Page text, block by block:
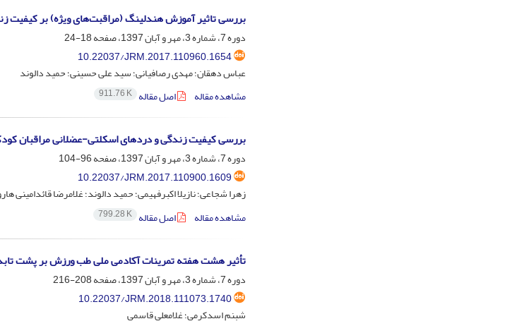
بررسی تاثیر آموزش هندلینگ (مراقبت‌های ویژه) بر کیفیت
دوره 7، شماره 3، مهر و آبان 1397، صفحه
18-24
10.22037/JRM.2017.110960.1654
عباس دهقان؛ مهدی رصافیانی؛ سید علی حسینی؛ حمید دالوند
مشاهده مقاله
اصل مقاله 911.76 K
بررسی کیفیت زندگی و دردهای اسکلتی-عضلانی مراقبان
دوره 7، شماره 3، مهر و آبان 1397، صفحه
96-104
10.22037/JRM.2017.110900.1609
زهرا شجاعی؛ نازیلا اکبرفهیمی؛ حمید دالوند؛ غلامرضا قائدامینی
مشاهده مقاله
اصل مقاله 799.28 K
تأثیر هشت هفته تمرینات آکادمی ملی طب ورزش بر پشت
دوره 7، شماره 3، مهر و آبان 1397، صفحه
208-216
10.22037/JRM.2018.111073.1740
شبنم اسدکرمی؛ غلامعلی قاسمی